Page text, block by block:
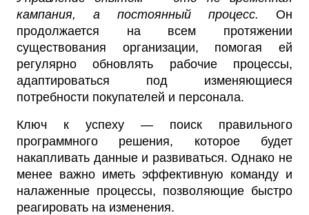
кампания, а постоянный процесс. Он
продолжается на всем протяжении
существования организации, помогая ей
регулярно обновлять рабочие процессы,
адаптироваться под изменяющиеся
потребности покупателей и персонала.
Ключ к успеху — поиск правильного
программного решения, которое будет
накапливать данные и развиваться. Однако не
менее важно иметь эффективную команду и
налаженные процессы, позволяющие быстро
реагировать на изменения.